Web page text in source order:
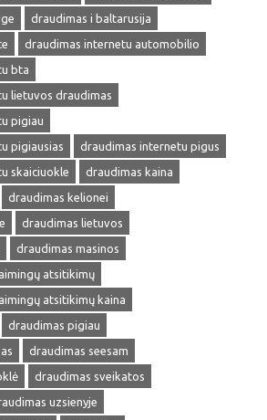
draudimas i baltarusija
draudimas internetu automobilio
bta
lietuvos draudimas
pigiau
pigiausias
draudimas internetu pigus
skaiciuokle
draudimas kaina
draudimas kelionei
draudimas lietuvos
draudimas masinos
atsitikimų
atsitikimų kaina
draudimas pigiau
draudimas seesam
draudimas sveikatos
uzsienyje